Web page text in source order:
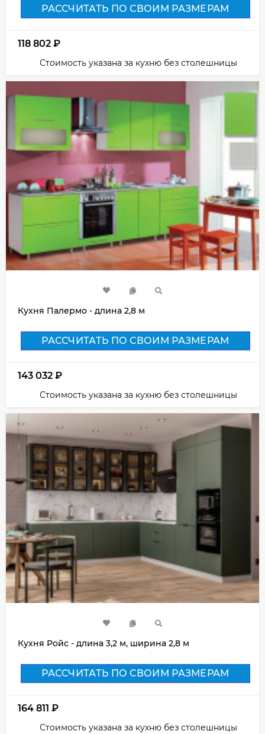
РАССЧИТАТЬ ПО СВОИМ РАЗМЕРАМ
118 802 ₽
Стоимость указана за кухню без столешницы
Кухня Палермо - длина 2,8 м
РАССЧИТАТЬ ПО СВОИМ РАЗМЕРАМ
143 032 ₽
Стоимость указана за кухню без столешницы
Кухня Ройс - длина 3,2 м, ширина 2,8 м
РАССЧИТАТЬ ПО СВОИМ РАЗМЕРАМ
164 811 ₽
Стоимость указана за кухню без столешницы